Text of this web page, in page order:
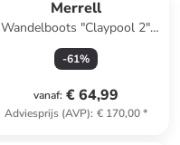
Merrell
Wandelboots "Claypool 2"
grijs
-61%
vanaf: € 64,99
Adviesprijs (AVP): € 170,00*